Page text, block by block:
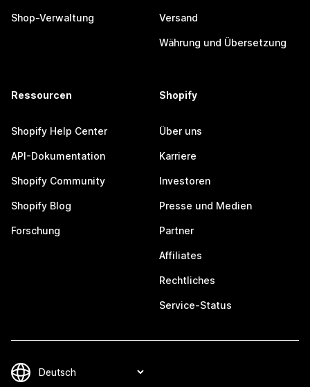
Shop-Verwaltung Versand
Währung und Übersetzung
Ressourcen
Shopify Help Center
API-Dokumentation
Shopify Community
Shopify Blog
Forschung
Shopify
Über uns
Karriere
Investoren
Presse und Medien
Partner
Affiliates
Rechtliches
Service-Status